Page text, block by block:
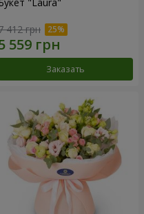
Букет "Laura"
412 грн
Заказать